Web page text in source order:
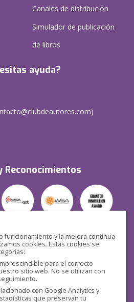
funcionamiento y la mejora continua
cookies. Estas cookies se
para el correcto
sitio web. No se utilizan con
con Google Analytics y
que preservan tu
Canales de distribución
Simulador de publicación
de libros
ayuda?
)
Reconocimientos